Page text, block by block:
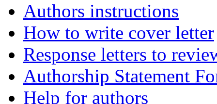
Authors instructions
How to write cover letter
Response letters to
Authorship Statement
Help for authors